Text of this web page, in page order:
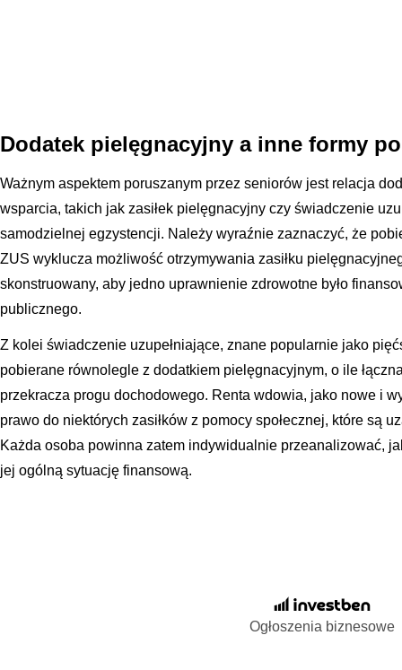
Dodatek pielęgnacyjny a inne formy
Ważnym aspektem poruszanym przez seniorów jest relacja
wsparcia, takich jak zasiłek pielęgnacyjny czy świadczenie
samodzielnej egzystencji. Należy wyraźnie zaznaczyć, że
ZUS wyklucza możliwość otrzymywania zasiłku
skonstruowany, aby jedno uprawnienie zdrowotne było
publicznego.
Z kolei świadczenie uzupełniające, znane popularnie jako
pobierane równolegle z dodatkiem pielęgnacyjnym, o ile
przekracza progu dochodowego. Renta wdowia, jako nowe i
prawo do niektórych zasiłków z pomocy społecznej, które są
Każda osoba powinna zatem indywidualnie przeanalizować,
jej ogólną sytuację finansową.
Ogłoszenia biznesowe